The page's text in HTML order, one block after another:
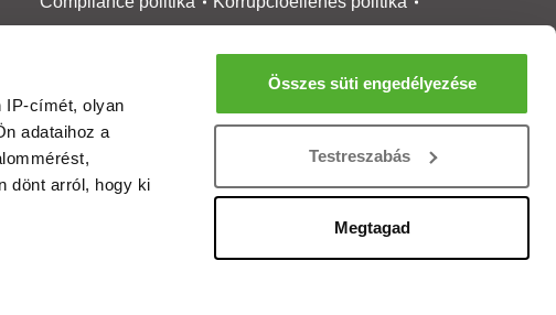
IP-címét, olyan
adataihoz a
dönt arról, hogy ki
Összes süti engedélyezése
Testreszabás
Megtagad
Médiaajánlat
Ingatlanközvetítőknek
Magánszemélyeknek
Új építésű lakások
Tartalommoderálási jelentés